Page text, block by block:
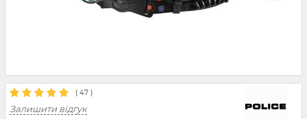
( 47 )
Залишити відгук